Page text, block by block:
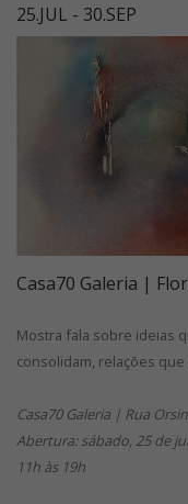
25.JUL - 30.SEP
Casa70 Galeria |
Mostra fala sobre ideias
consolidam, relações
Casa70 Galeria | Rua
Abertura: sábado, 25 de
11h às 19h